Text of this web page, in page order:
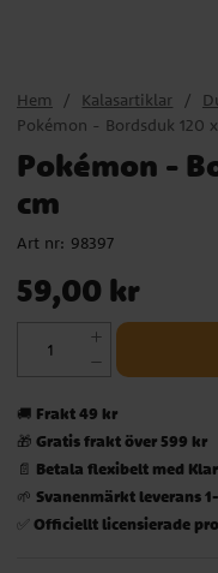
Hem Kalasartiklar
Pokémon - Bordsduk 120
Pokémon -
cm
Art nr: 98397
Pris: 59,00 kr
59,00 kr
🚚 Frakt 49 kr
🎁 Gratis frakt över 599 kr
📄 Betala flexibelt med
🌱 Svanenmärkt leverans
✅ Officiellt licensierade